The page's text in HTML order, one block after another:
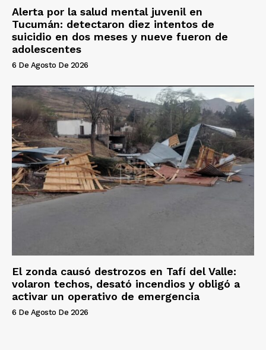
Alerta por la salud mental juvenil en
Tucumán: detectaron diez intentos de
suicidio en dos meses y nueve fueron de
adolescentes
6 De Agosto De 2026
El zonda causó destrozos en Tafí del Valle:
volaron techos, desató incendios y obligó a
activar un operativo de emergencia
6 De Agosto De 2026